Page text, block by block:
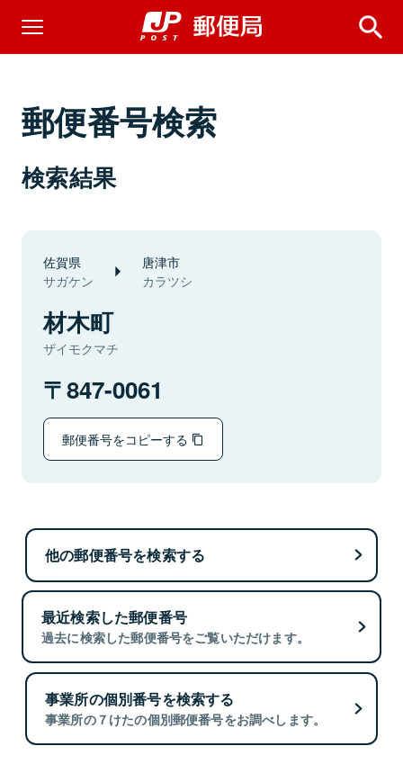
郵便番号検索
検索結果
佐賀県
サガケン
唐津市
カラツシ
材木町
ザイモクマチ
847-0061
郵便番号をコピーする
他の郵便番号を検索する
最近検索した郵便番号
過去に検索した郵便番号をご覧いただけます。
事業所の個別番号を検索する
事業所の７けたの個別郵便番号をお調べします。